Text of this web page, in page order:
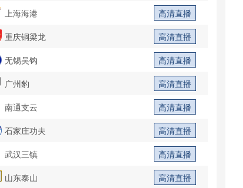
上海海港
高清直播
重庆铜梁龙
高清直播
无锡吴钩
高清直播
广州豹
高清直播
南通支云
高清直播
石家庄功夫
高清直播
武汉三镇
高清直播
山东泰山
高清直播